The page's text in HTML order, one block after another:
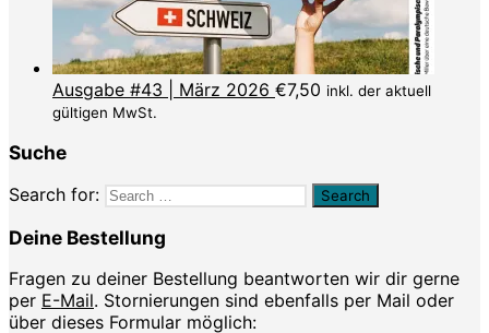
Ausgabe #43 | März 2026 €7,50 inkl. der aktuell
gültigen MwSt.
Suche
Search for:
Deine Bestellung
Fragen zu deiner Bestellung beantworten wir dir gerne
per E-Mail. Stornierungen sind ebenfalls per Mail oder
über dieses Formular möglich: